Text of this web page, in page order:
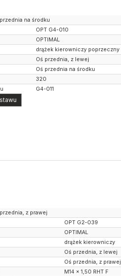
na środku
OPT G4-010
OPTIMAL
drążek kierowniczy poprzeczny
Oś przednia, z lewej
Oś przednia na środku
320
G4-011
z prawej
OPT G2-039
OPTIMAL
drążek kierowniczy
Oś przednia, z lewej
Oś przednia, z prawej
M14 x 1,50 RHT F